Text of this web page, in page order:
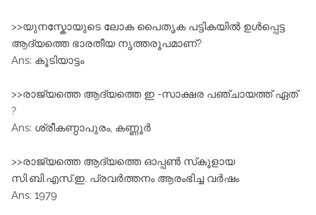
>>യുനസ്കോയുടെ ലോക പൈതൃക പട്ടികയില്‍ ഉള്‍പ്പെട്ട
ആദ്യത്തെ ഭാരതീയ നൃത്തരൂപമാണ്?
Ans: കൂടിയാട്ടം
>>രാജ്യത്തെ ആദ്യത്തെ ഇ -സാക്ഷര പഞ്ചായത്ത് ഏത്
?
Ans: ശ്രീകണ്ഠാപുരം, കണ്ണൂര്‍
>>രാജ്യത്തെ ആദ്യത്തെ ഓപ്പണ്‍ സ്‌കൂളായ
സി.ബി.എസ്.ഇ. പ്രവര്‍ത്തനം ആരംഭിച്ച വര്‍ഷം
Ans: 1979